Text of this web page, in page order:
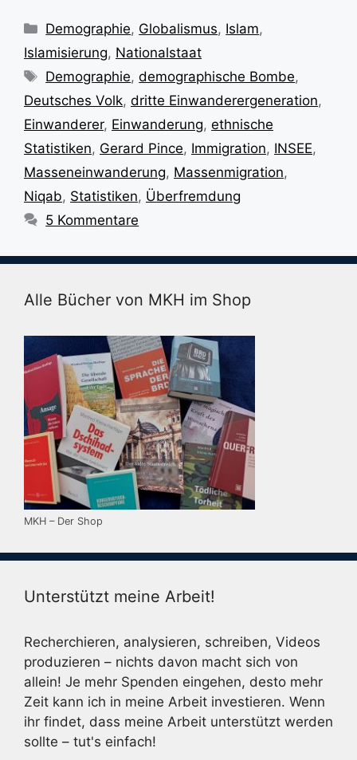
Kategorien
Demographie, Globalismus, Islam,
Islamisierung, Nationalstaat
Schlagwörter
Demographie,demographische Bombe,
Deutsches Volk, dritte Einwanderergeneration,
Einwanderer, Einwanderung, ethnische
Statistiken, Gerard Pince, Immigration, INSEE,
Masseneinwanderung, Massenmigration,
Niqab, Statistiken, Überfremdung
5 Kommentare
Alle Bücher von MKH im Shop
MKH – Der Shop
Unterstützt meine Arbeit!
Recherchieren, analysieren, schreiben, Videos
produzieren – nichts davon macht sich von
allein! Je mehr Spenden eingehen, desto mehr
Zeit kann ich in meine Arbeit investieren. Wenn
ihr findet, dass meine Arbeit unterstützt werden
sollte – tut's einfach!